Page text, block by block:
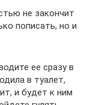
не закончит
пописать, но и
ее сразу в
в туалет,
и будет к ним